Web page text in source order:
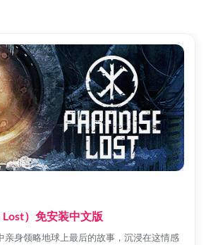
）免安装中文版
亲身领略地球上最后的故事，沉浸在这情感